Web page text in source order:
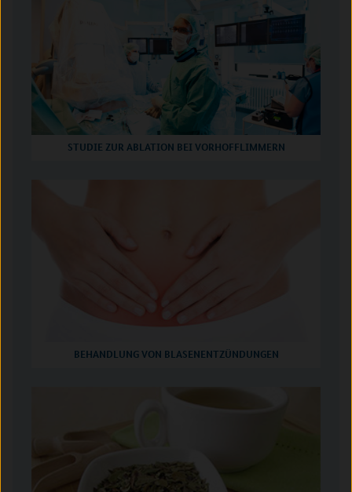
STUDIE ZUR ABLATION BEI VORHOFFLIMMERN
BEHANDLUNG VON BLASENENTZÜNDUNGEN